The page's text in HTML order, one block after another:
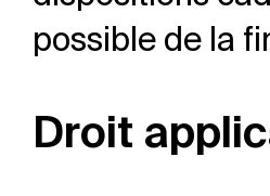
possible de la
Droit